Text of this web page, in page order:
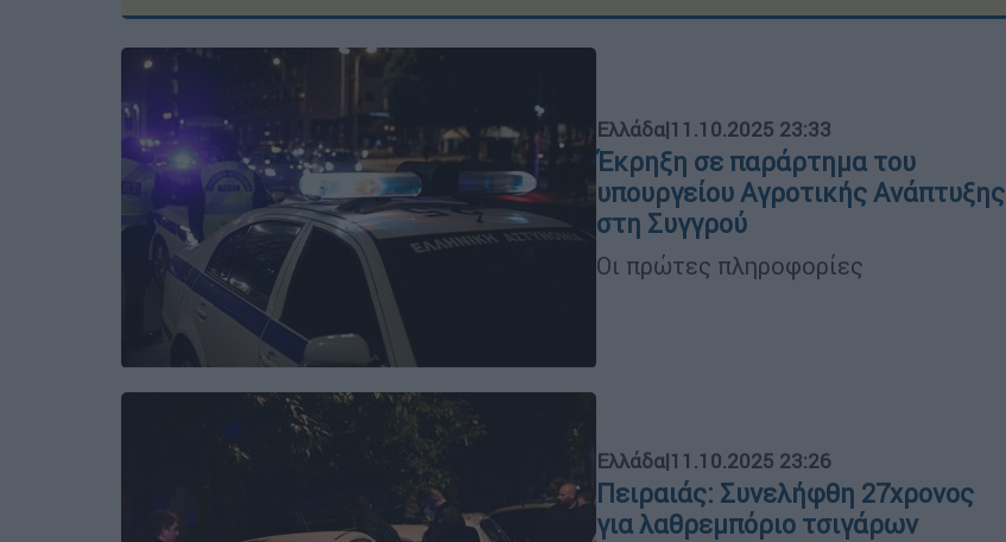
Ελλάδα|11.10.2025 23:33
Έκρηξη σε παράρτημα του
υπουργείου Αγροτικής Ανάπτυξης
στη Συγγρού
Οι πρώτες πληροφορίες
Ελλάδα|11.10.2025 23:26
Πειραιάς: Συνελήφθη 27χρονος
για λαθρεμπόριο τσιγάρων